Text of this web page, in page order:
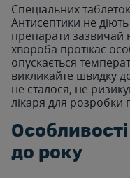
Спеціальних
Антисептики не діють
препарати
хвороба протікає
опускається
викликайте швидку
не сталося, не
лікаря для розробки
Особливості
до року